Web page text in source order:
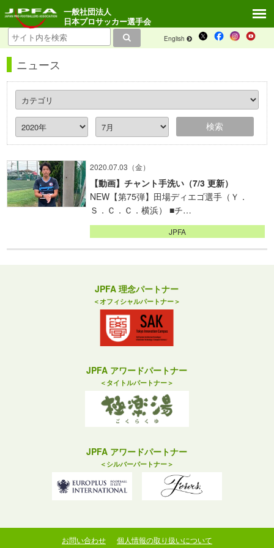
English
一般社団法人
日本プロサッカー選手会
ニュース
2020.07.03（金）
【動画】チャント手洗い（7/3 更新）
NEW【第75弾】田場ディエゴ選手（Ｙ．
Ｓ．Ｃ．Ｃ．横浜） ■チ…
JPFA
JPFA 理念パートナー
＜オフィシャルパートナー＞
JPFA アワードパートナー
＜タイトルパートナー＞
JPFA アワードパートナー
＜シルバーパートナー＞
お問い合わせ 個人情報の取り扱いについて